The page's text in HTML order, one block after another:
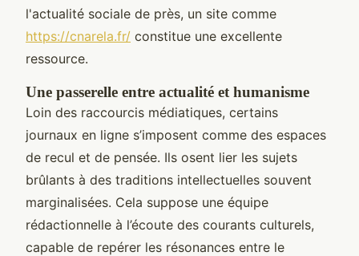
l'actualité sociale de près, un site comme
https://cnarela.fr/ constitue une excellente
ressource.
Une passerelle entre actualité et humanisme
Loin des raccourcis médiatiques, certains
journaux en ligne s’imposent comme des espaces
de recul et de pensée. Ils osent lier les sujets
brûlants à des traditions intellectuelles souvent
marginalisées. Cela suppose une équipe
rédactionnelle à l’écoute des courants culturels,
capable de repérer les résonances entre le